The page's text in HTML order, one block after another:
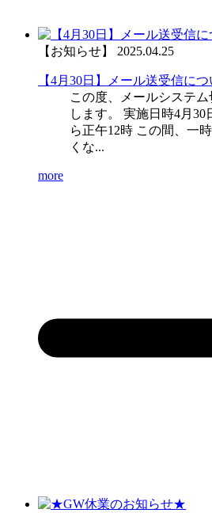
【お知らせ】 2025.04.25
【4月30日】メール送受信につ
この度、メールシステ
します。 実施日時4月
ら正午12時 この間、一
くな...
more